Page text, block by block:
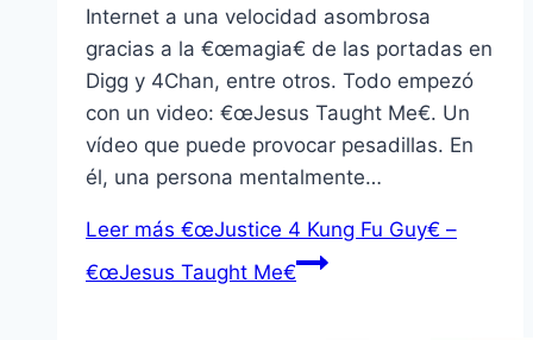
Internet a una velocidad asombrosa
gracias a la €œmagia€ de las portadas en
Digg y 4Chan, entre otros. Todo empezó
con un video: €œJesus Taught Me€. Un
ví­deo que puede provocar pesadillas. En
él, una persona mentalmente…
Leer más €œJustice 4 Kung Fu Guy€ –
€œJesus Taught Me€